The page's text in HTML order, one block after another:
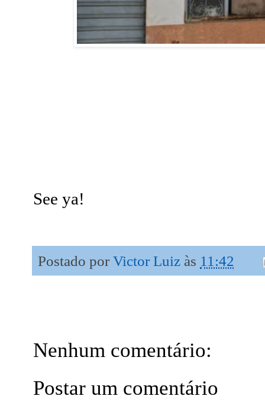
See ya!
Postado por Victor Luiz às 11:42
Nenhum comentário:
Postar um comentário